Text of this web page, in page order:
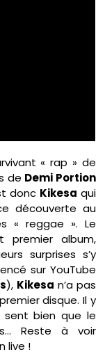
« rap » de
de Demi Portion
donc Kikesa qui
découverte au
« reggae ». Le
premier album,
surprises s’y
sur YouTube
), Kikesa n’a pas
disque. Il y
bien que le
Reste à voir
live !